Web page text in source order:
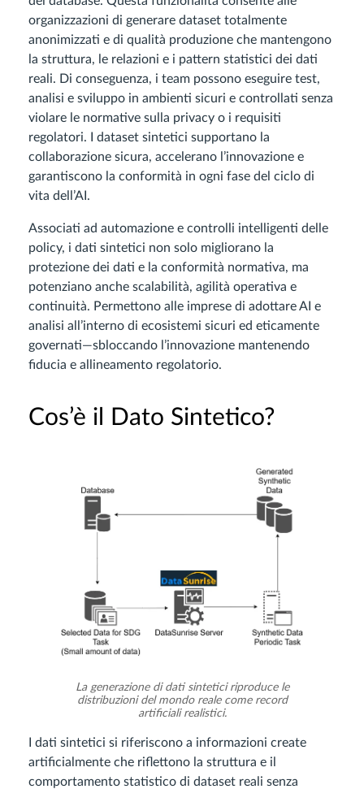
organizzazioni di generare dataset totalmente
anonimizzati e di qualità produzione che mantengono
la struttura, le relazioni e i pattern statistici dei dati
reali. Di conseguenza, i team possono eseguire test,
analisi e sviluppo in ambienti sicuri e controllati senza
violare le normative sulla privacy o i requisiti
regolatori. I dataset sintetici supportano la
collaborazione sicura, accelerano l’innovazione e
garantiscono la conformità in ogni fase del ciclo di
vita dell’AI.
Associati ad automazione e controlli intelligenti delle
policy, i dati sintetici non solo migliorano la
protezione dei dati e la conformità normativa, ma
potenziano anche scalabilità, agilità operativa e
continuità. Permettono alle imprese di adottare AI e
analisi all’interno di ecosistemi sicuri ed eticamente
governati—sbloccando l’innovazione mantenendo
fiducia e allineamento regolatorio.
Cos’è il Dato Sintetico?
La generazione di dati sintetici riproduce le
distribuzioni del mondo reale come record
artificiali realistici.
I dati sintetici si riferiscono a informazioni create
artificialmente che riflettono la struttura e il
comportamento statistico di dataset reali senza